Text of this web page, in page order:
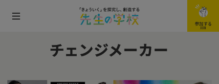
メ
参加する
JOIN
チェンジメーカー